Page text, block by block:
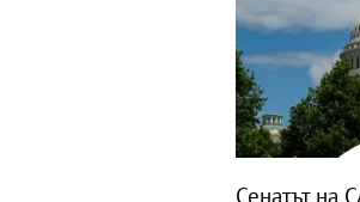
Сенатът на